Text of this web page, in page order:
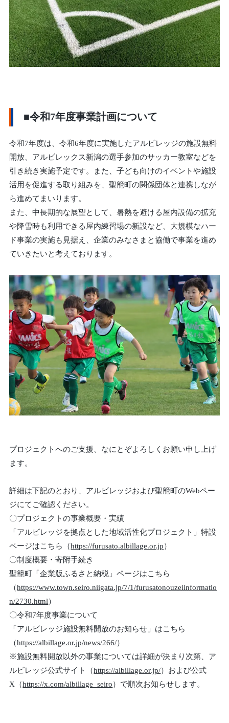
■令和7年度事業計画について
令和7年度は、令和6年度に実施したアルビレッジの施設無料
開放、アルビレックス新潟の選手参加のサッカー教室などを
引き続き実施予定です。また、子ども向けのイベントや施設
活用を促進する取り組みを、聖籠町の関係団体と連携しなが
ら進めてまいります。
また、中長期的な展望として、暑熱を避ける屋内設備の拡充
や降雪時も利用できる屋内練習場の新設など、大規模なハー
ド事業の実施も見据え、企業のみなさまと協働で事業を進め
ていきたいと考えております。
プロジェクトへのご支援、なにとぞよろしくお願い申し上げ
ます。
詳細は下記のとおり、アルビレッジおよび聖籠町のWebペー
ジにてご確認ください。
〇プロジェクトの事業概要・実績
「アルビレッジを拠点とした地域活性化プロジェクト」特設
ページはこちら（https://furusato.albillage.or.jp）
〇制度概要・寄附手続き
聖籠町「企業版ふるさと納税」ページはこちら
（https://www.town.seiro.niigata.jp/7/1/furusatonouzeiinformatio
n/2730.html）
〇令和7年度事業について
「アルビレッジ施設無料開放のお知らせ」はこちら
（https://albillage.or.jp/news/266/）
※施設無料開放以外の事業については詳細が決まり次第、ア
ルビレッジ公式サイト（https://albillage.or.jp/）および公式
X（https://x.com/albillage_seiro）で順次お知らせします。